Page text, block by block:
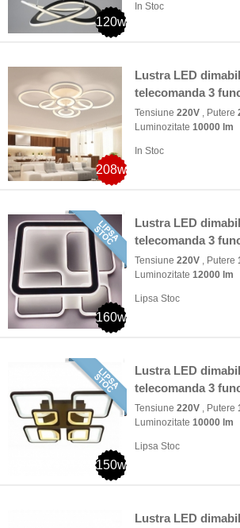
120w
In Stoc
208w
Lustra LED
telecomanda 3
Tensiune 220V , Putere
Luminozitate 10000 lm
In Stoc
160w
Lustra LED
telecomanda 3
Tensiune 220V , Putere
Luminozitate 12000 lm
Lipsa Stoc
150w
Lustra LED
telecomanda 3
Tensiune 220V , Putere
Luminozitate 10000 lm
Lipsa Stoc
Lustra LED